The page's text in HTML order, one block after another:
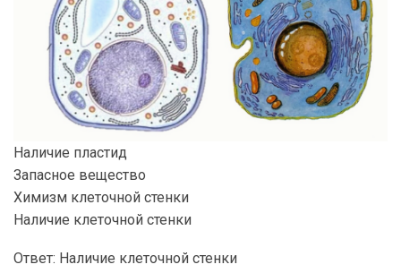
Наличие пластид
Запасное вещество
Химизм клеточной стенки
Наличие клеточной стенки
Ответ: Наличие клеточной стенки